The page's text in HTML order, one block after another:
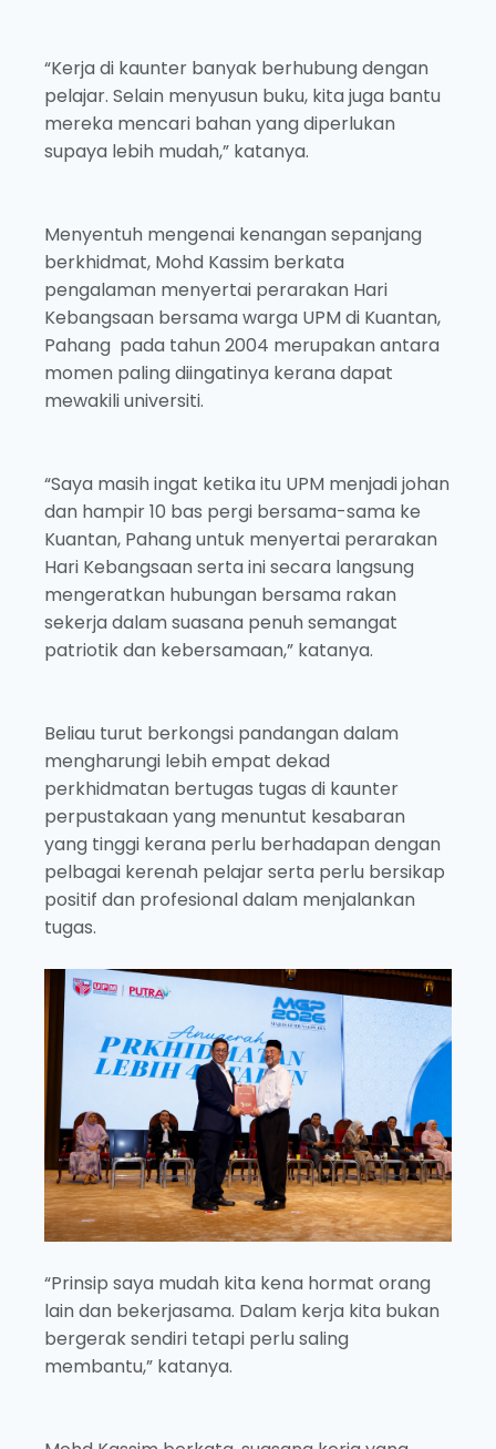
“Kerja di kaunter banyak berhubung dengan
pelajar. Selain menyusun buku, kita juga bantu
mereka mencari bahan yang diperlukan
supaya lebih mudah,” katanya.
Menyentuh mengenai kenangan sepanjang
berkhidmat, Mohd Kassim berkata
pengalaman menyertai perarakan Hari
Kebangsaan bersama warga UPM di Kuantan,
Pahang pada tahun 2004 merupakan antara
momen paling diingatinya kerana dapat
mewakili universiti.
“Saya masih ingat ketika itu UPM menjadi johan
dan hampir 10 bas pergi bersama-sama ke
Kuantan, Pahang untuk menyertai perarakan
Hari Kebangsaan serta ini secara langsung
mengeratkan hubungan bersama rakan
sekerja dalam suasana penuh semangat
patriotik dan kebersamaan,” katanya.
Beliau turut berkongsi pandangan dalam
mengharungi lebih empat dekad
perkhidmatan bertugas tugas di kaunter
perpustakaan yang menuntut kesabaran
yang tinggi kerana perlu berhadapan dengan
pelbagai kerenah pelajar serta perlu bersikap
positif dan profesional dalam menjalankan
tugas.
“Prinsip saya mudah kita kena hormat orang
lain dan bekerjasama. Dalam kerja kita bukan
bergerak sendiri tetapi perlu saling
membantu,” katanya.